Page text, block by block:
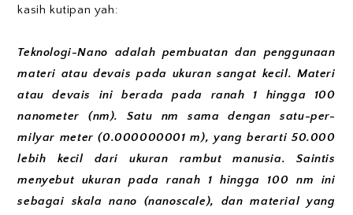
kasih kutipan yah:
Teknologi-Nano adalah pembuatan dan penggunaan
materi atau devais pada ukuran sangat kecil. Materi
atau devais ini berada pada ranah 1 hingga 100
nanometer (nm). Satu nm sama dengan satu-per-
milyar meter (0.000000001 m), yang berarti 50.000
lebih kecil dari ukuran rambut manusia. Saintis
menyebut ukuran pada ranah 1 hingga 100 nm ini
sebagai skala nano (nanoscale), dan material yang